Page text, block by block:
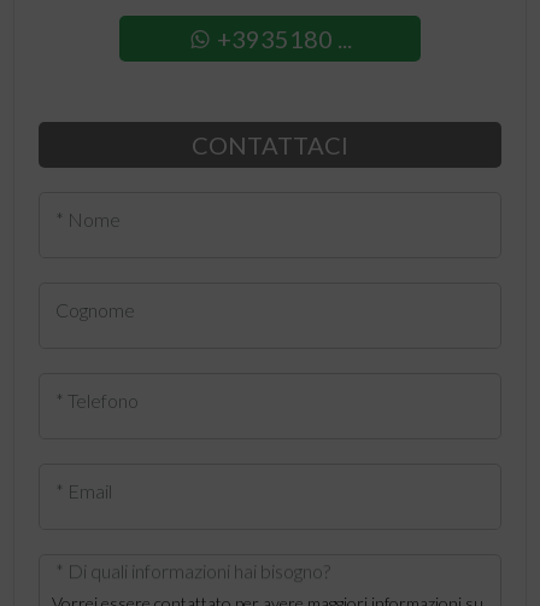
+3935180 ...
CONTATTACI
* Nome
Cognome
* Telefono
* Email
* Di quali informazioni hai bisogno?